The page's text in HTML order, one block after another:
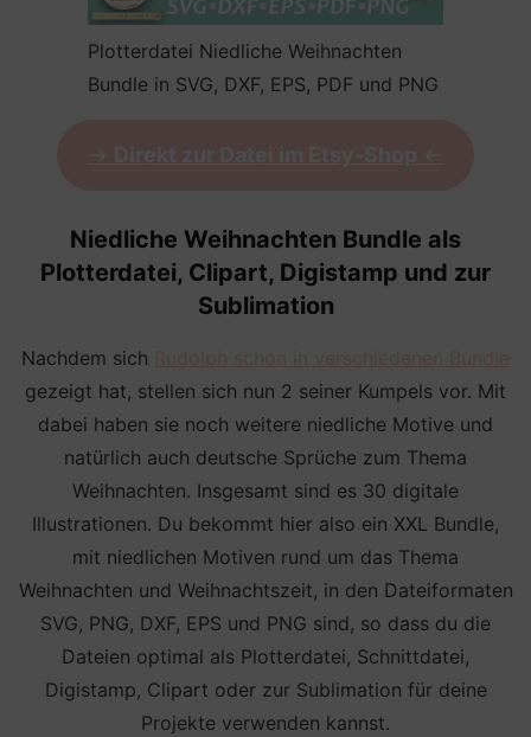
Plotterdatei Niedliche Weihnachten
Bundle in SVG, DXF, EPS, PDF und PNG
Niedliche Weihnachten Bundle als
Plotterdatei, Clipart, Digistamp und zur
Sublimation
Nachdem sich
gezeigt hat, stellen sich nun 2 seiner Kumpels vor. Mit
dabei haben sie noch weitere niedliche Motive und
natürlich auch deutsche Sprüche zum Thema
Weihnachten. Insgesamt sind es 30 digitale
Illustrationen. Du bekommt hier also ein XXL Bundle,
mit niedlichen Motiven rund um das Thema
Weihnachten und Weihnachtszeit, in den Dateiformaten
SVG, PNG, DXF, EPS und PNG sind, so dass du die
Dateien optimal als Plotterdatei, Schnittdatei,
Digistamp, Clipart oder zur Sublimation für deine
Projekte verwenden kannst.